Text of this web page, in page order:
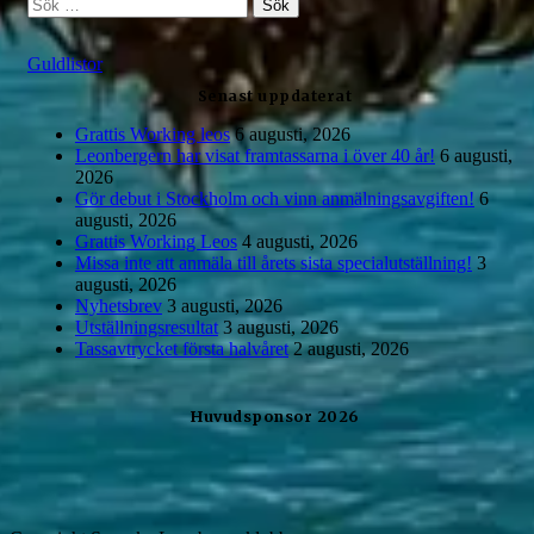
ö
e
f
Guldlistor
Senast uppdaterat
Grattis Working leos 6 augusti, 2026
Leonbergern har visat framtassarna i över 40 år! 6 augusti,
2026
Gör debut i Stockholm och vinn anmälningsavgiften! 6
augusti, 2026
Grattis Working Leos 4 augusti, 2026
Missa inte att anmäla till årets sista specialutställning! 3
augusti, 2026
Nyhetsbrev 3 augusti, 2026
Utställningsresultat 3 augusti, 2026
Tassavtrycket första halvåret 2 augusti, 2026
Huvudsponsor 2026